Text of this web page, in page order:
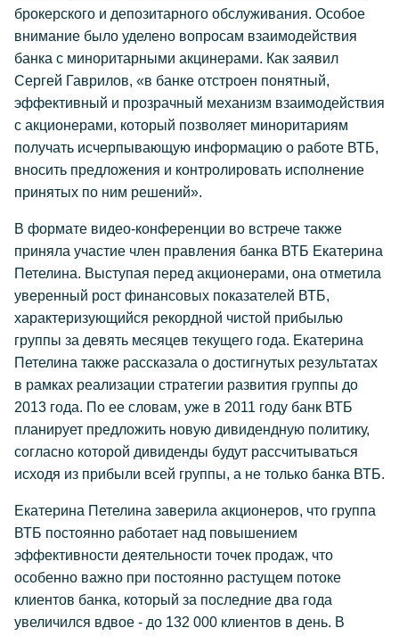
брокерского и депозитарного обслуживания. Особое
внимание было уделено вопросам взаимодействия
банка с миноритарными акцинерами. Как заявил
Сергей Гаврилов, «в банке отстроен понятный,
эффективный и прозрачный механизм взаимодействия
с акционерами, который позволяет миноритариям
получать исчерпывающую информацию о работе ВТБ,
вносить предложения и контролировать исполнение
принятых по ним решений».
В формате видео-конференции во встрече также
приняла участие член правления банка ВТБ Екатерина
Петелина. Выступая перед акционерами, она отметила
уверенный рост финансовых показателей ВТБ,
характеризующийся рекордной чистой прибылью
группы за девять месяцев текущего года. Екатерина
Петелина также рассказала о достигнутых результатах
в рамках реализации стратегии развития группы до
2013 года. По ее словам, уже в 2011 году банк ВТБ
планирует предложить новую дивидендную политику,
согласно которой дивиденды будут рассчитываться
исходя из прибыли всей группы, а не только банка ВТБ.
Екатерина Петелина заверила акционеров, что группа
ВТБ постоянно работает над повышением
эффективности деятельности точек продаж, что
особенно важно при постоянно растущем потоке
клиентов банка, который за последние два года
увеличился вдвое - до 132 000 клиентов в день. В